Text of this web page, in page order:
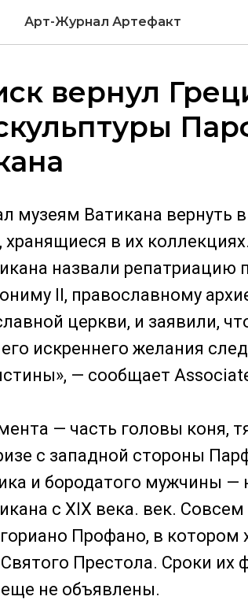
Арт-Журнал Артефакт
вернул
музеям Ватикана вернуть
в их
назвали репатриацию
II, православному
церкви, и заявили,
искреннего желания
— сообщает
— часть головы коня,
с западной стороны
и бородатого мужчины —
с XIX века. век.
Профано, в котором
Престола. Сроки их
не объявлены.